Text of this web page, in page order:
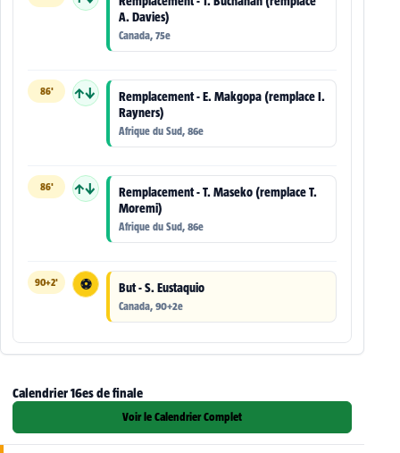
A. Davies)
Canada, 75e
86' ↑↓
Remplacement - E. Makgopa (remplace I.
Rayners)
Afrique du Sud, 86e
86' ↑↓
Remplacement - T. Maseko (remplace T.
Moremi)
Afrique du Sud, 86e
90+2' ⚽ But - S. Eustaquio
Canada, 90+2e
Calendrier 16es de finale
Voir le Calendrier Complet